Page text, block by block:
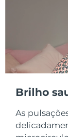
Brilho
As